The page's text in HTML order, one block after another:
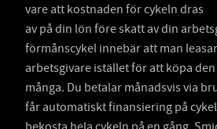
vare att kostnaden för cykeln dras
av på din lön före skatt av din
förmånscykel innebär att man
arbetsgivare istället för att köpa
många. Du betalar månadsvis via
får automatiskt finansiering på